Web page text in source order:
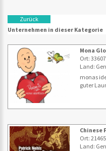
Zurück
Unternehmen in dieser Kategorie
Mona
Ort:
Land:
monas
guter
Chinese
Ort:
Land: